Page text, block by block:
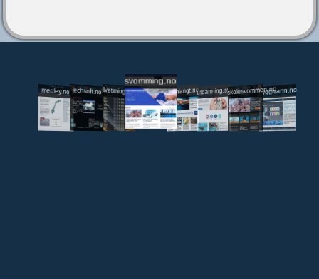
medley.no jechsoft.nolivetiming.medley.no
svomming.no
svomlangt.noutdanning.svomming.no
skolesvommen.notryggivann.no